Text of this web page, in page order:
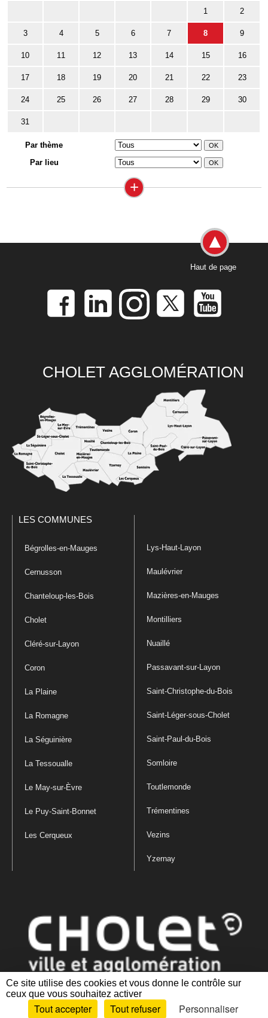
Ce site utilise des cookies et vous donne le contrôle sur
ceux que vous souhaitez activer
Tout accepter Tout refuser Personnaliser
1 2
3 4 5 6 7 8 9
10 11 12 13 14 15 16
17 18 19 20 21 22 23
24 25 26 27 28 29 30
31
Par thème
Par lieu
+
Haut de page
CHOLET AGGLOMÉRATION
LES COMMUNES
Bégrolles-en-Mauges
Cernusson
Chanteloup-les-Bois
Cholet
Cléré-sur-Layon
Coron
La Plaine
La Romagne
La Séguinière
La Tessoualle
Le May-sur-Èvre
Le Puy-Saint-Bonnet
Les Cerqueux
Lys-Haut-Layon
Maulévrier
Mazières-en-Mauges
Montilliers
Nuaillé
Passavant-sur-Layon
Saint-Christophe-du-Bois
Saint-Léger-sous-Cholet
Saint-Paul-du-Bois
Somloire
Toutlemonde
Trémentines
Vezins
Yzernay
Mentions légales|Politique de confidentialité
des cookies |Plan du site Accessibilité : partiellement conforme